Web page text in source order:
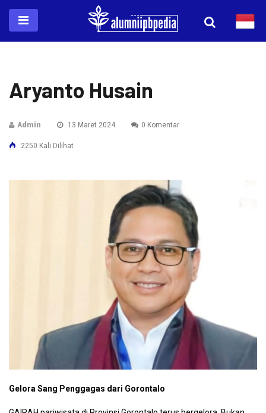
Aryanto Husain
Admin 13 Maret 2024 0 Komentar
2250 Kali Dilihat
Gelora Sang Penggagas dari Gorontalo